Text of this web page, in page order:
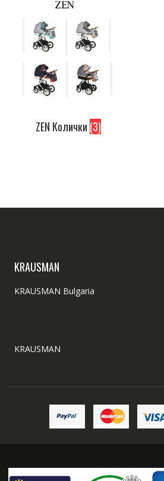
ZEN Колички (3)
KRAUSMAN
KRAUSMAN Bulgaria
KRAUSMAN